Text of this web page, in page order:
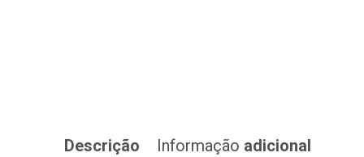
Descrição Informação adicional